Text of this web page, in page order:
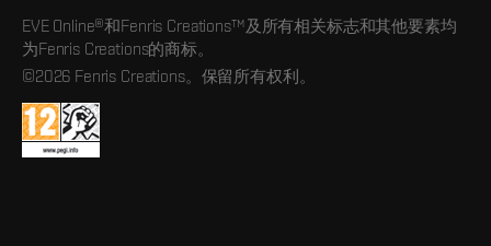
EVE Online®和Fenris Creations™及所有相关标志和其他要素均
为Fenris Creations的商标。
©2026 Fenris Creations。保留所有权利。